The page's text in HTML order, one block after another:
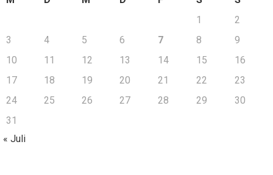
1
2
3
4 5 6 7 8
9
10
11 12 13 14 15
16
17
18 19 20 21 22
23
24
25 26 27 28 29
30
31
« Juli